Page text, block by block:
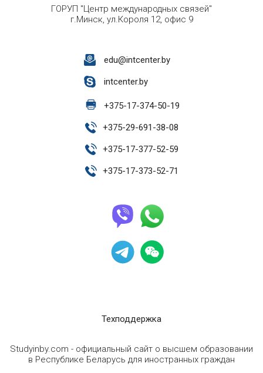
ГОРУП "Центр международных связей"
г.Минск, ул.Короля 12, офис 9
edu@intcenter.by
intcenter.by
+375-17-374-50-19
+375-29-691-38-08
+375-17-377-52-59
+375-17-373-52-71
Техподдержка
Studyinby.com - официальный сайт о высшем образовании
в Республике Беларусь для иностранных граждан